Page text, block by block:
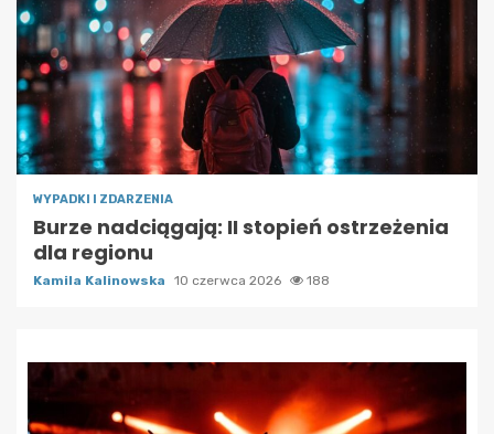
WYPADKI I ZDARZENIA
Burze nadciągają: II stopień ostrzeżenia
dla regionu
Kamila Kalinowska 10 czerwca 2026 188